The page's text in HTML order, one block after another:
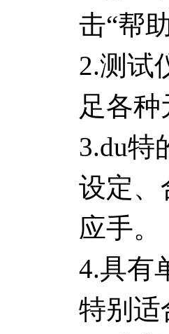
击“帮
2.测试
足各
3.du特
设定、
应手。
4.具有
特别适